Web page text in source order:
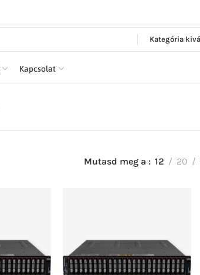
Kapcsolat
Mutasd meg a 12 20